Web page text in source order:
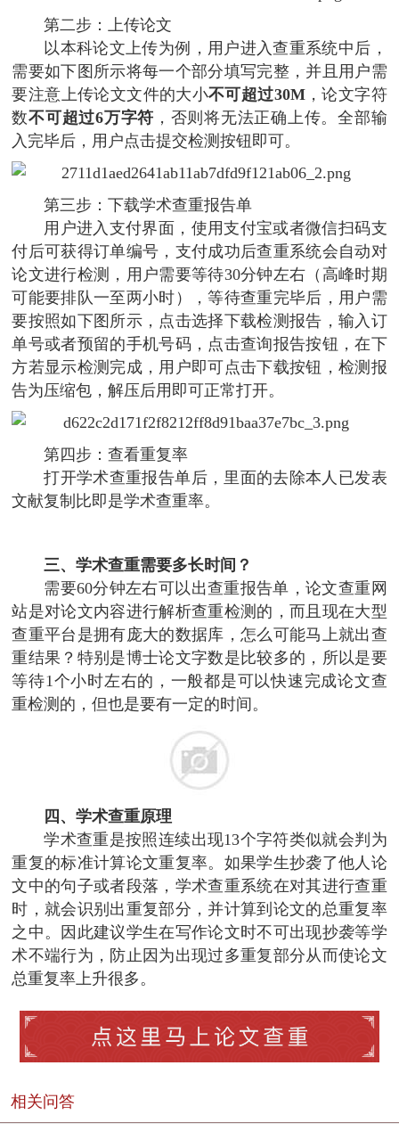
第二步：上传论文
以本科论文上传为例，用户进入查重系统中后，
需要如下图所示将每一个部分填写完整，并且用户需
要注意上传论文文件的大小不可超过30M，论文字符
数不可超过6万字符 ，否则将无法正确上传。全部输
入完毕后，用户点击提交检测按钮即可。
第三步：下载学术查重报告单
用户进入支付界面，使用支付宝或者微信扫码支
付后可获得订单编号，支付成功后查重系统会自动对
论文进行检测，用户需要等待30分钟左右（高峰时期
可能要排队一至两小时），等待查重完毕后，用户需
要按照如下图所示，点击选择下载检测报告，输入订
单号或者预留的手机号码，点击查询报告按钮，在下
方若显示检测完成，用户即可点击下载按钮，检测报
告为压缩包，解压后用即可正常打开。
第四步：查看重复率
打开学术查重报告单后，里面的去除本人已发表
文献复制比即是学术查重率。
三、学术查重需要多长时间？
需要60分钟左右可以出查重报告单，论文查重网
站是对论文内容进行解析查重检测的，而且现在大型
查重平台是拥有庞大的数据库，怎么可能马上就出查
重结果？特别是博士论文字数是比较多的，所以是要
等待1个小时左右的，一般都是可以快速完成论文查
重检测的，但也是要有一定的时间。
四、学术查重原理
学术查重是按照连续出现13个字符类似就会判为
重复的标准计算论文重复率。如果学生抄袭了他人论
文中的句子或者段落，学术查重系统在对其进行查重
时，就会识别出重复部分，并计算到论文的总重复率
之中。因此建议学生在写作论文时不可出现抄袭等学
术不端行为，防止因为出现过多重复部分从而使论文
总重复率上升很多。
相关问答